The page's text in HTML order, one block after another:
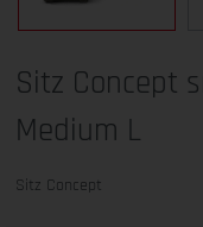
Sitz Concept
Medium L
Sitz Concept